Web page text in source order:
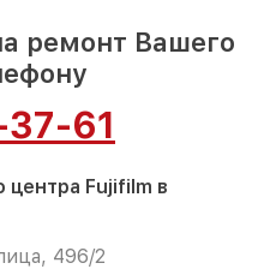
ремонт Вашего
61
Fujifilm в
496/2